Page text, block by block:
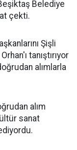
Belediye
çekti.
Şişli
tanıştırıyor
alımlarla
alım
sanat